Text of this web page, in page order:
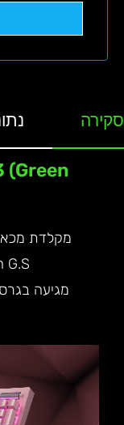
סקירה
(Green
G.S הראשונה והמוכרת ביותר.
מגיעה